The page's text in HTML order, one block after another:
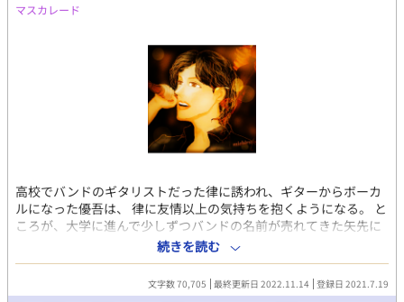
マスカレード
高校でバンドのギタリストだった律に誘われ、ギターからボーカ
ルになった優吾は、 律に友情以上の気持ちを抱くようになる。 と
ころが、大学に進んで少しずつバンドの名前が売れてきた矢先に
律がグルーピーの一人を妊娠させて、バンドは解散寸前に追い込
まれる。 ヤケになった優吾は、律が憧れていた南仏に一人でやっ
てくるが、そこですご腕のギタリストと会う。 その男は、過去に
バンドを組んでいてイギリスでブレークしたのに、解散したとい
続きを読む
文字数 70,705 最終更新日 2022.11.14 登録日 2021.7.19